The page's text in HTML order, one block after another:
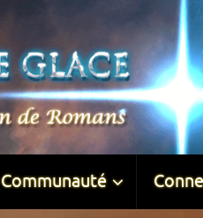
Communauté